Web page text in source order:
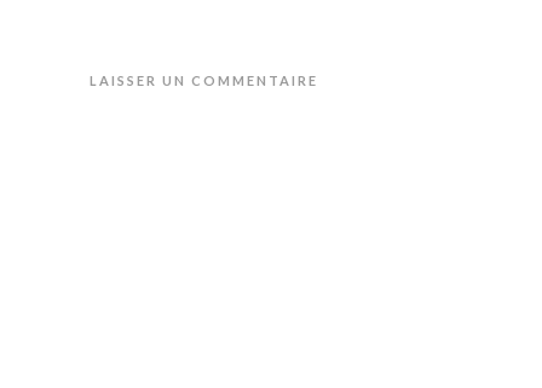
LAISSER UN COMMENTAIRE